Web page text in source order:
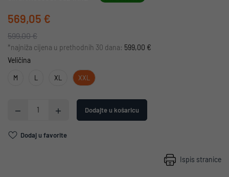
569,05 €
599,00 €
*najniža cijena u prethodnih 30 dana: 599,00 €
Veličina
M L XL XXL
Dodajte u košaricu
Dodaj u favorite
Ispis stranice